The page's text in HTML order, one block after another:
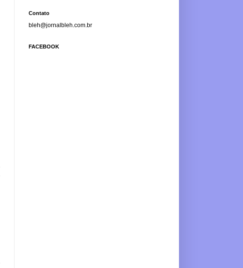
Contato
bleh@jornalbleh.com.br
FACEBOOK